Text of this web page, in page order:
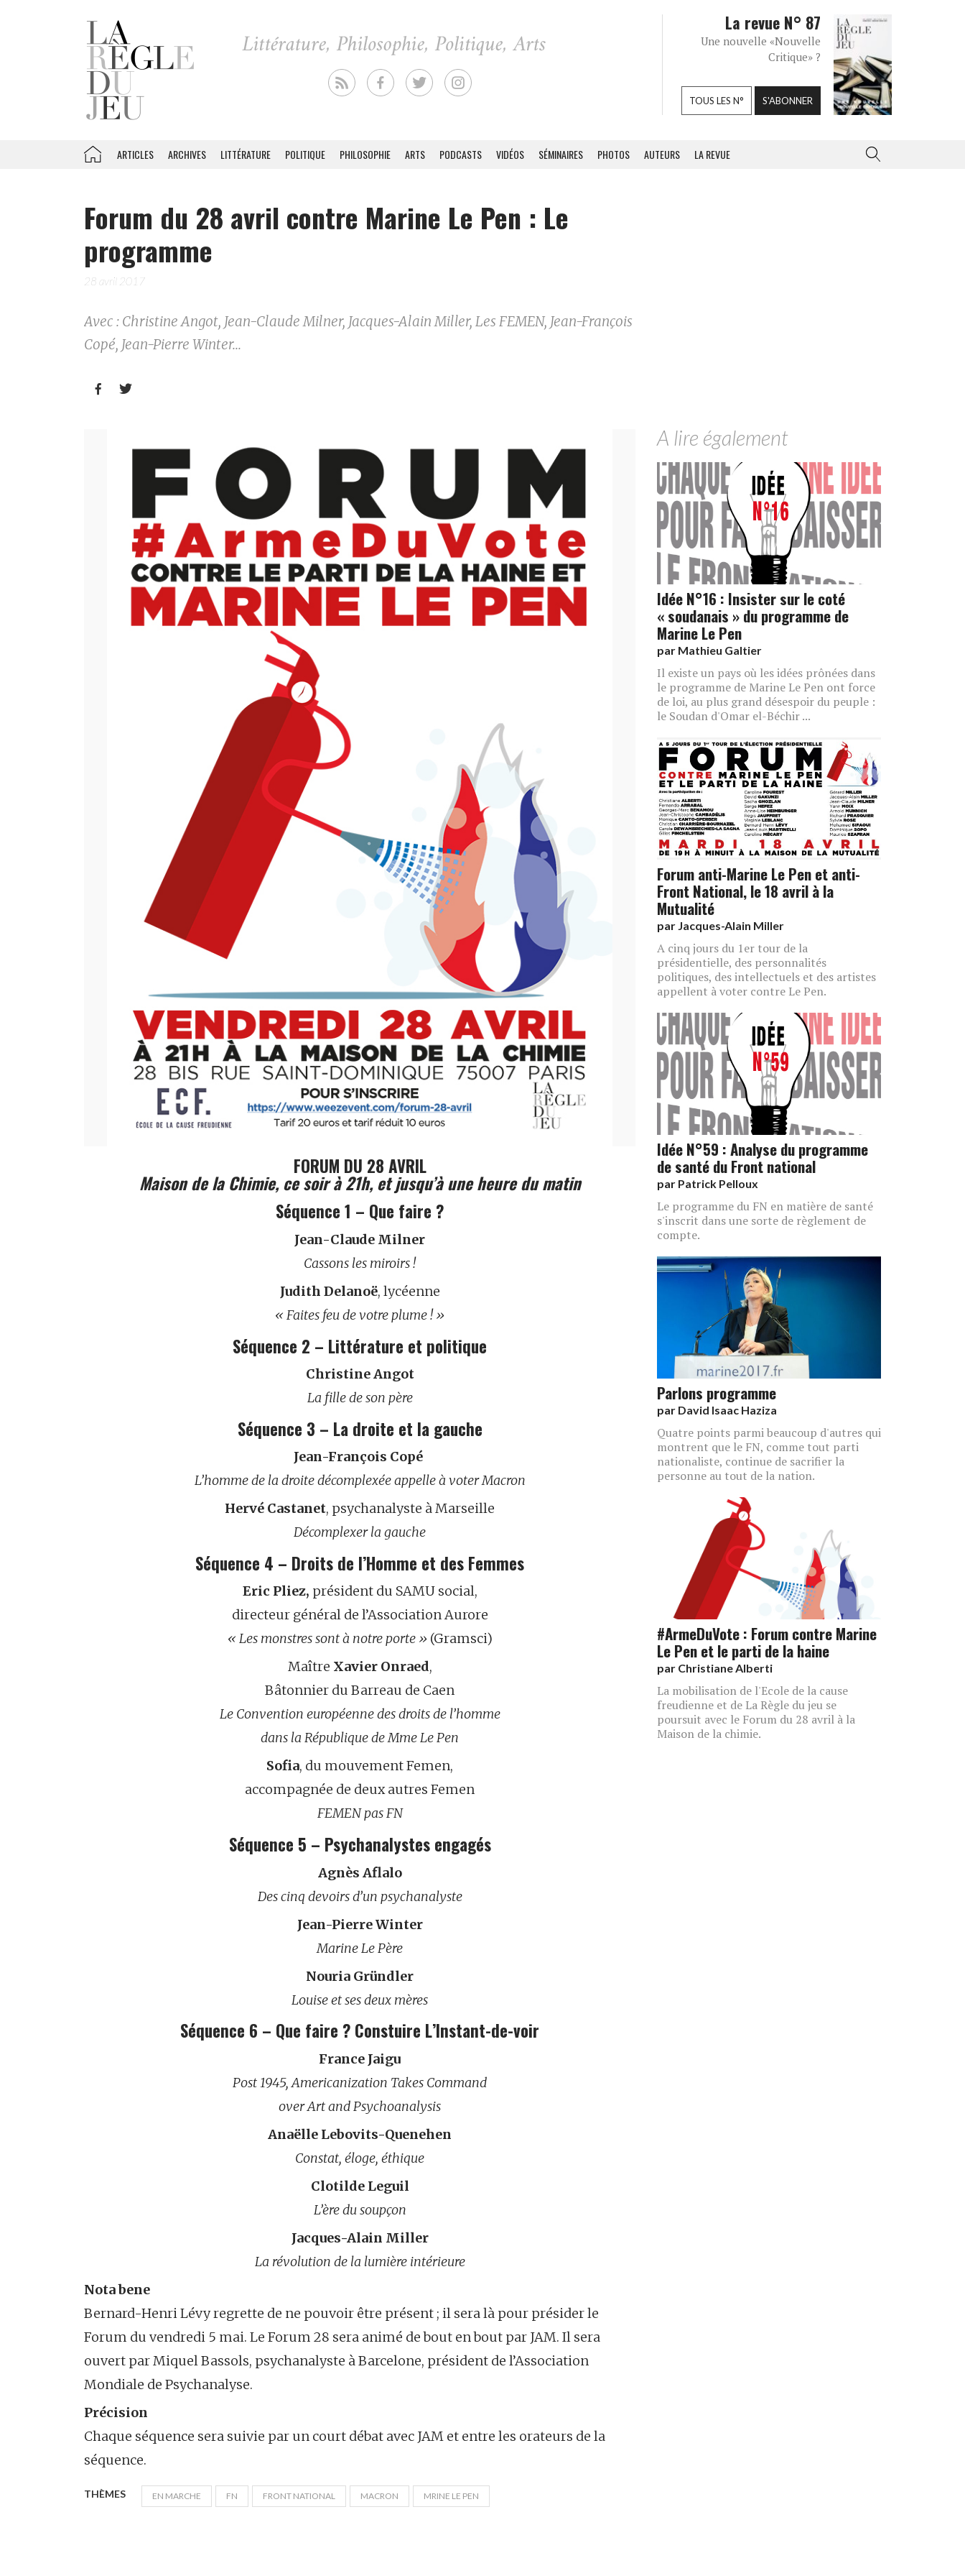
La revue N° 87
Une nouvelle «Nouvelle
Critique» ?
TOUS LES N° S'ABONNER
ARTICLES ARCHIVES LITTÉRATURE POLITIQUE PHILOSOPHIE ARTS PODCASTS VIDÉOS SÉMINAIRES PHOTOS AUTEURS LA REVUE
Forum du 28 avril contre Marine Le Pen : Le
programme
28 avril 2017
Avec : Christine Angot, Jean-Claude Milner, Jacques-Alain Miller, Les FEMEN, Jean-François
Copé, Jean-Pierre Winter...
 
FORUM DU 28 AVRIL
Maison de la Chimie, ce soir à 21h, et jusqu’à une heure du matin
Séquence 1 – Que faire ?
Jean-Claude Milner
Cassons les miroirs !
Judith Delanoë, lycéenne
« Faites feu de votre plume ! »
Séquence 2 – Littérature et politique
Christine Angot
La fille de son père
Séquence 3 – La droite et la gauche
Jean-François Copé
L’homme de la droite décomplexée appelle à voter Macron
Hervé Castanet, psychanalyste à Marseille
Décomplexer la gauche
Séquence 4 – Droits de l’Homme et des Femmes
Eric Pliez, président du SAMU social,
directeur général de l’Association Aurore
« Les monstres sont à notre porte »(Gramsci)
Maître Xavier Onraed,
Bâtonnier du Barreau de Caen
Le Convention européenne des droits de l’homme
dans la République de Mme Le Pen
Sofia, du mouvement Femen,
accompagnée de deux autres Femen
FEMEN pas FN
Séquence 5 – Psychanalystes engagés
Agnès Aflalo
Des cinq devoirs d’un psychanalyste
Jean-Pierre Winter
Marine Le Père
Nouria Gründler
Louise et ses deux mères
Séquence 6 – Que faire ? Constuire L’Instant-de-voir
France Jaigu
Post 1945, Americanization Takes Command
over Art and Psychoanalysis
Anaëlle Lebovits-Quenehen
Constat, éloge, éthique
Clotilde Leguil
L’ère du soupçon
Jacques-Alain Miller
La révolution de la lumière intérieure
Nota bene
Bernard-Henri Lévy regrette de ne pouvoir être présent ; il sera là pour présider le
Forum du vendredi 5 mai. Le Forum 28 sera animé de bout en bout par JAM. Il sera
ouvert par Miquel Bassols, psychanalyste à Barcelone, président de l’Association
Mondiale de Psychanalyse.
Précision
Chaque séquence sera suivie par un court débat avec JAM et entre les orateurs de la
séquence.
THÈMES EN MARCHE FN FRONT NATIONAL MACRON MRINE LE PEN
A lire également
Idée N°16 : Insister sur le coté
« soudanais » du programme de
Marine Le Pen
par Mathieu Galtier
Il existe un pays où les idées prônées dans
le programme de Marine Le Pen ont force
de loi, au plus grand désespoir du peuple :
le Soudan d'Omar el-Béchir ...
Forum anti-Marine Le Pen et anti-
Front National, le 18 avril à la
Mutualité
par Jacques-Alain Miller
A cinq jours du 1er tour de la
présidentielle, des personnalités
politiques, des intellectuels et des artistes
appellent à voter contre Le Pen.
Idée N°59 : Analyse du programme
de santé du Front national
par Patrick Pelloux
Le programme du FN en matière de santé
s'inscrit dans une sorte de règlement de
compte.
Parlons programme
par David Isaac Haziza
Quatre points parmi beaucoup d'autres qui
montrent que le FN, comme tout parti
nationaliste, continue de sacrifier la
personne au tout de la nation.
#ArmeDuVote : Forum contre Marine
Le Pen et le parti de la haine
par Christiane Alberti
La mobilisation de l'Ecole de la cause
freudienne et de La Règle du jeu se
poursuit avec le Forum du 28 avril à la
Maison de la chimie.